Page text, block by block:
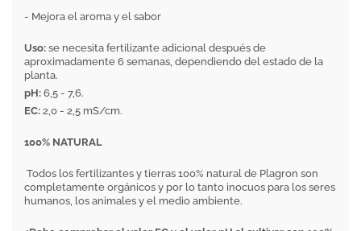
- Mejora el aroma y el sabor
Uso: se necesita fertilizante adicional después de
aproximadamente 6 semanas, dependiendo del estado de la
planta.
pH: 6,5 - 7,6.
EC: 2,0 - 2,5 mS/cm.
100% NATURAL
Todos los fertilizantes y tierras 100% natural de Plagron son
completamente orgánicos y por lo tanto inocuos para los seres
humanos, los animales y el medio ambiente.